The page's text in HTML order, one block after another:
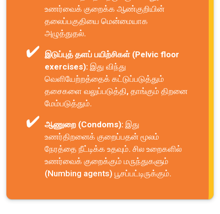
உணர்வைக் குறைக்க ஆண்குறியின்
தலைப்பகுதியை மென்மையாக
அழுத்துதல்.
இடுப்புத் தளப் பயிற்சிகள் (Pelvic floor
exercises): இது விந்து
வெளியேற்றத்தைக் கட்டுப்படுத்தும்
தசைகளை வலுப்படுத்தி, தாங்கும் திறனை
மேம்படுத்தும்.
ஆணுறை (Condoms): இது
உணர்திறனைக் குறைப்பதன் மூலம்
நேரத்தை நீட்டிக்க உதவும். சில உறைகளில்
உணர்வைக் குறைக்கும் மருந்துகளும்
(Numbing agents) பூசப்பட்டிருக்கும்.